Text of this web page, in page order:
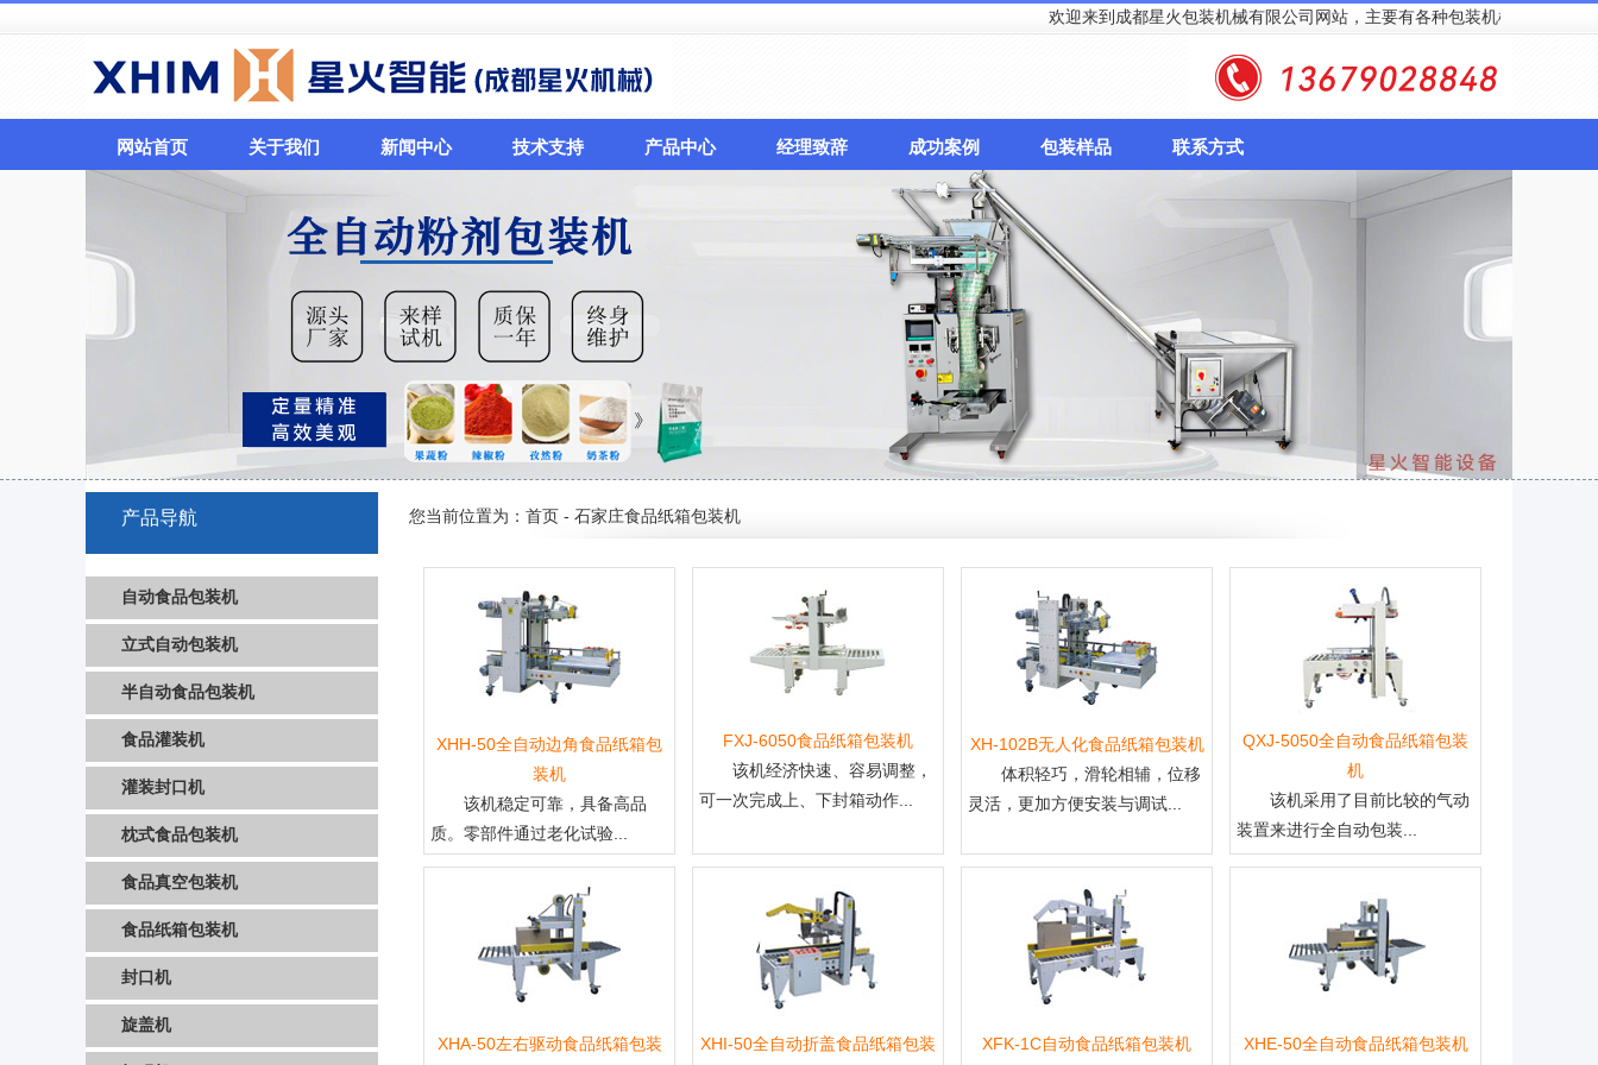
欢迎来到成都星火包装机械有限公司网站，主要有各种包装机械、食品包装机
网站首页 关于我们 新闻中心 技术支持 产品中心 经理致辞 成功案例 包装样品 联系方式
产品导航
自动食品包装机
立式自动包装机
半自动食品包装机
食品灌装机
灌装封口机
枕式食品包装机
食品真空包装机
食品纸箱包装机
封口机
旋盖机
您当前位置为： 首页 - 石家庄食品纸箱包装机
XHH-50全自动边角食品纸箱包
装机
该机稳定可靠，具备高品
质。零部件通过老化试验...
FXJ-6050食品纸箱包装机
该机经济快速、容易调整，
可一次完成上、下封箱动作...
XH-102B无人化食品纸箱包装机
体积轻巧，滑轮相辅，位移
灵活，更加方便安装与调试...
QXJ-5050全自动食品纸箱包装
机
该机采用了目前比较的气动
装置来进行全自动包装...
XHA-50左右驱动食品纸箱包装
XHI-50全自动折盖食品纸箱包装
XFK-1C自动食品纸箱包装机
XHE-50全自动食品纸箱包装机